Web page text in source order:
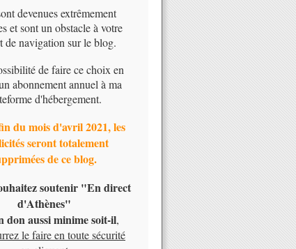
devenues extrêmement
et sont un obstacle à votre
de navigation sur le blog.
de faire ce choix en
abonnement annuel à ma
d'hébergement.
du mois d'avril 2021, les
seront totalement
de ce blog.
soutenir "En direct
d'Athènes"
don aussi minime soit-il,
le faire en toute sécurité